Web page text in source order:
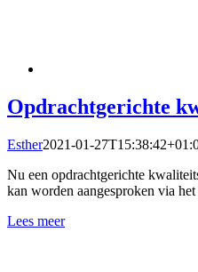
Opdrachtgerichte
Esther2021-01-
Nu een opdrachtgerichte
kan worden aangesproken via
Lees meer